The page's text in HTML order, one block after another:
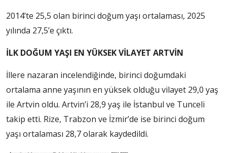
2014’te 25,5 olan birinci doğum yaşı ortalaması, 2025
yılında 27,5’e çıktı.
İLK DOĞUM YAŞI EN YÜKSEK VİLAYET ARTVİN
İllere nazaran incelendiğinde, birinci doğumdaki
ortalama anne yaşının en yüksek olduğu vilayet 29,0 yaş
ile Artvin oldu. Artvin’i 28,9 yaş ile İstanbul ve Tunceli
takip etti. Rize, Trabzon ve İzmir’de ise birinci doğum
yaşı ortalaması 28,7 olarak kaydedildi.